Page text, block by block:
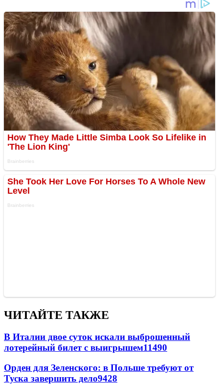
ЧИТАЙТЕ ТАКЖЕ
В Италии двое суток искали выброшенный
лотерейный билет с выигрышем11490
Орден для Зеленского: в Польше требуют от
Туска завершить дело9428